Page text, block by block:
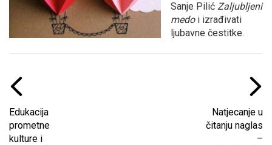
Sanje Pilić Zaljubljeni
medoi izrađivati
ljubavne čestitke.
Edukacija
prometne
kulture i
Natjecanje u
čitanju naglas
–